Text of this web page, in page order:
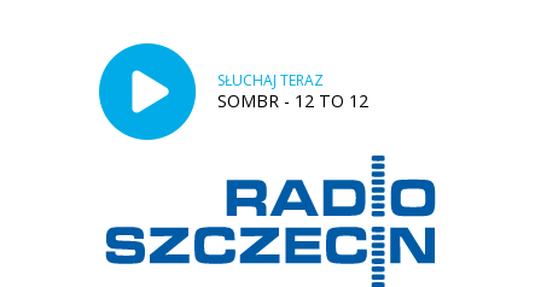
SŁUCHAJ TERAZ
SOMBR - 12 TO 12